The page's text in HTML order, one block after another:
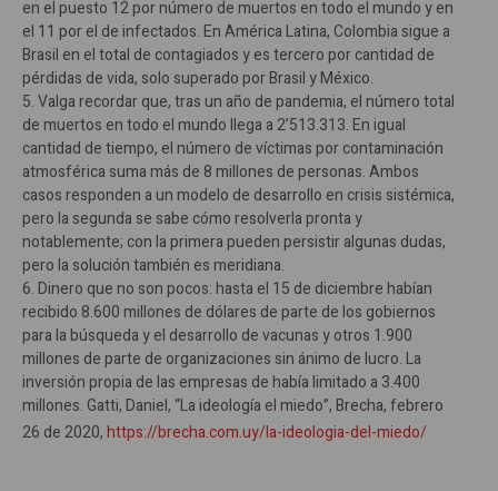
en el puesto 12 por número de muertos en todo el mundo y en
el 11 por el de infectados. En América Latina, Colombia sigue a
Brasil en el total de contagiados y es tercero por cantidad de
pérdidas de vida, solo superado por Brasil y México.
5. Valga recordar que, tras un año de pandemia, el número total
de muertos en todo el mundo llega a 2’513.313. En igual
cantidad de tiempo, el número de víctimas por contaminación
atmosférica suma más de 8 millones de personas. Ambos
casos responden a un modelo de desarrollo en crisis sistémica,
pero la segunda se sabe cómo resolverla pronta y
notablemente; con la primera pueden persistir algunas dudas,
pero la solución también es meridiana.
6. Dinero que no son pocos: hasta el 15 de diciembre habían
recibido 8.600 millones de dólares de parte de los gobiernos
para la búsqueda y el desarrollo de vacunas y otros 1.900
millones de parte de organizaciones sin ánimo de lucro. La
inversión propia de las empresas de había limitado a 3.400
millones. Gatti, Daniel, “La ideología el miedo”, Brecha, febrero
26 de 2020,https://brecha.com.uy/la-ideologia-del-miedo/